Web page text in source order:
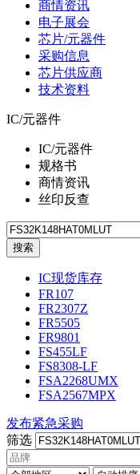
商情资讯
电子展会
芯片/元器件
采购信息
芯片供应商
技术资料
IC/元器件
IC/元器件
规格书
商情资讯
丝印反查
IC现货库存
FR107
FR2307Z
FR5505
FR9801
FS455LF
FS8308-LF
FSA2268UMX
FSA2567MPX
发布紧急采购
筛选